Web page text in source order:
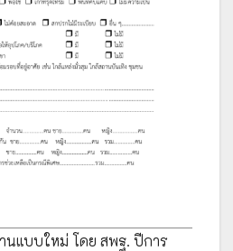
แบบใหม่ โดย สพฐ. ปีการ